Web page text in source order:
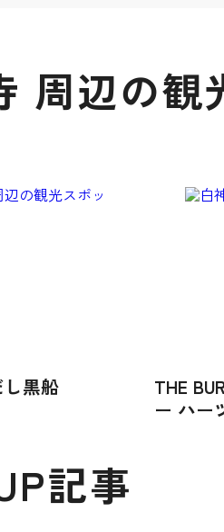
周辺の観
黒船
THE
ー ハー
記事